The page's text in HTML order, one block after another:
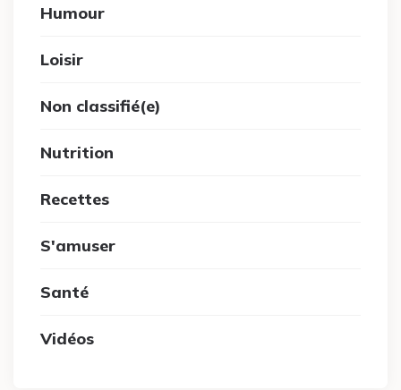
Humour
Loisir
Non classifié(e)
Nutrition
Recettes
S'amuser
Santé
Vidéos